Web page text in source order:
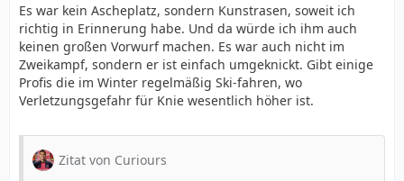
Es war kein Ascheplatz, sondern Kunstrasen, soweit ich
richtig in Erinnerung habe. Und da würde ich ihm auch
keinen großen Vorwurf machen. Es war auch nicht im
Zweikampf, sondern er ist einfach umgeknickt. Gibt einige
Profis die im Winter regelmäßig Ski-fahren, wo
Verletzungsgefahr für Knie wesentlich höher ist.
Zitat von Curiours